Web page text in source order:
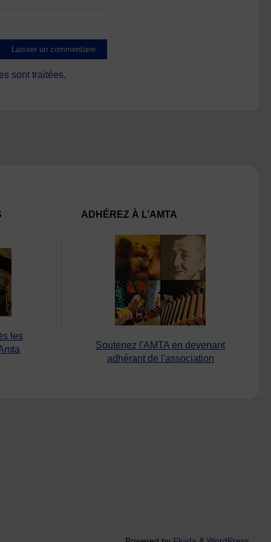
sont traitées.
les
ADHÉREZ À L’AMTA
Soutenez l'AMTA en devenant
adhérant de l'association